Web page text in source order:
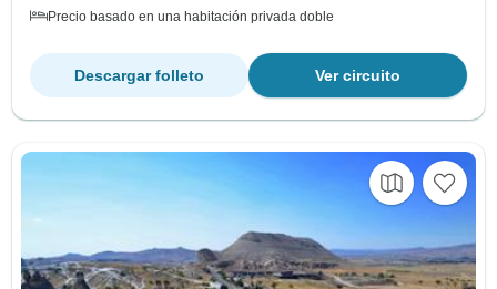
Precio basado en una habitación privada doble
Ver circuito
Descargar folleto